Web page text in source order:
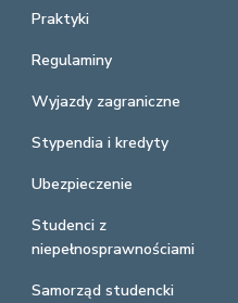
Praktyki
Regulaminy
Wyjazdy zagraniczne
Stypendia i kredyty
Ubezpieczenie
Studenci z
niepełnosprawnościami
Samorząd studencki